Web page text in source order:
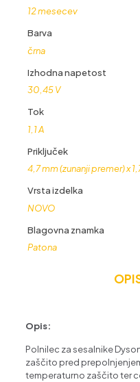
12 mesecev
Barva
črna
Izhodna napetost
30,45 V
Tok
1,1 A
Priključek
4,7 mm (zunanji premer) x
Vrsta izdelka
NOVO
Blagovna znamka
Patona
Opis:
Polnilec za sesalnike
zaščito pred
temperaturno zaščito ter